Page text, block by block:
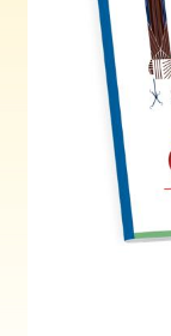
Haluatko